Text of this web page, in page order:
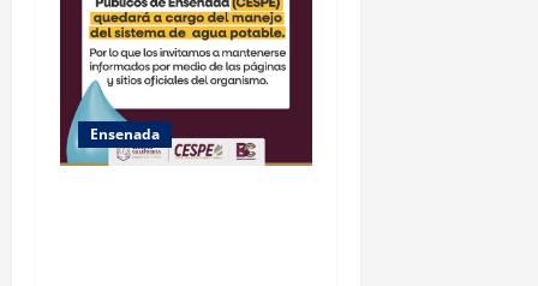
Ensenada